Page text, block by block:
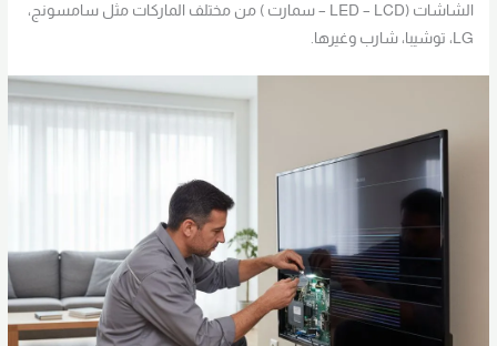
الشاشات (LED – LCD – سمارت ) من مختلف الماركات مثل سامسونج،
LG، توشيبا، شارب وغيرها.